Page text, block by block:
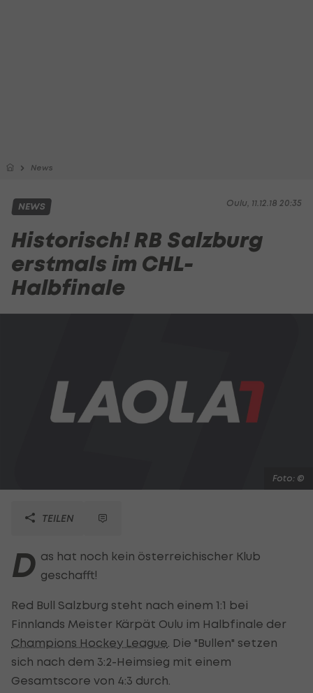
News
Oulu, 11.12.18 20:35
NEWS
Historisch! RB Salzburg
erstmals im CHL-
Halbfinale
Foto: ©
TEILEN
D as hat noch kein österreichischer Klub
geschafft!
Red Bull Salzburg steht nach einem 1:1 bei
Finnlands Meister Kärpät Oulu im Halbfinale der
Champions Hockey League . Die "Bullen" setzen
sich nach dem 3:2-Heimsieg mit einem
Gesamtscore von 4:3 durch.